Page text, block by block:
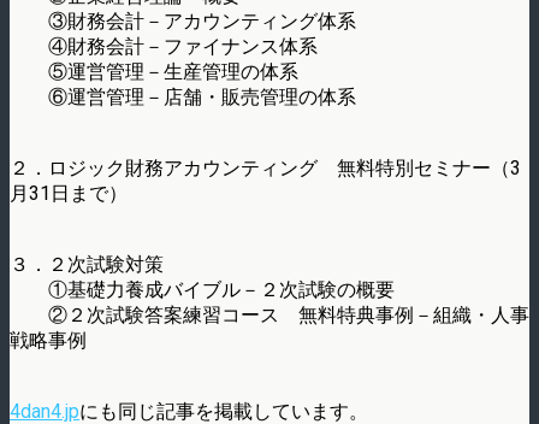
③財務会計－アカウンティング体系
④財務会計－ファイナンス体系
⑤運営管理－生産管理の体系
⑥運営管理－店舗・販売管理の体系
２．ロジック財務アカウンティング 無料特別セミナー（3
月31日まで）
３．２次試験対策
①基礎力養成バイブル－２次試験の概要
②２次試験答案練習コース 無料特典事例－組織・人事
戦略事例
4dan4.jpにも同じ記事を掲載しています。